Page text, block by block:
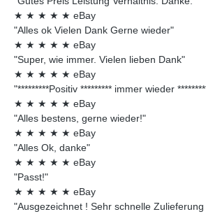
★ ★ ★ ★ ★ eBay
"Alles ok Vielen Dank Gerne wieder"
★ ★ ★ ★ ★ eBay
"Super, wie immer. Vielen lieben Dank"
★ ★ ★ ★ ★ eBay
"*********Positiv ********* immer wieder
★ ★ ★ ★ ★ eBay
"Alles bestens, gerne wieder!"
★ ★ ★ ★ ★ eBay
"Alles Ok, danke"
★ ★ ★ ★ ★ eBay
"Passt!"
★ ★ ★ ★ ★ eBay
"Ausgezeichnet ! Sehr schnelle